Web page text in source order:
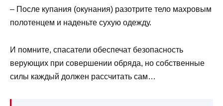
– После купания (окунания) разотрите тело махровым
полотенцем и наденьте сухую одежду.
И помните, спасатели обеспечат безопасность
верующих при совершении обряда, но собственные
силы каждый должен рассчитать сам…